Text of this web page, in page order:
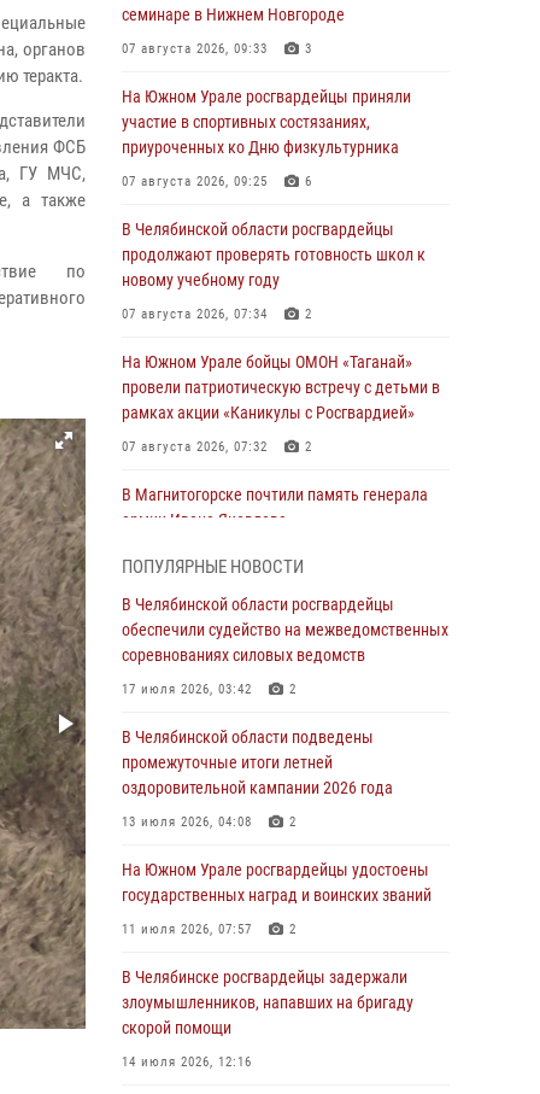
органов
теракта.
ФСБ
ГУ МЧС,
а также
по
семинаре в Нижнем Новгороде
07 августа 2026, 09:33 3
На Южном Урале росгвардейцы приняли
участие в спортивных состязаниях,
приуроченных ко Дню физкультурника
07 августа 2026, 09:25 6
В Челябинской области росгвардейцы
продолжают проверять готовность школ к
новому учебному году
07 августа 2026, 07:34 2
На Южном Урале бойцы ОМОН «Таганай»
провели патриотическую встречу с детьми в
рамках акции «Каникулы с Росгвардией»
07 августа 2026, 07:32 2
В Магнитогорске почтили память генерала
армии Ивана Яковлева
В Магнитогорске сотрудники Росгвардии
задержали рецидивиста за хищение алкоголя
из супермаркета
05 августа 2026, 06:06
На Южном Урале спецназ Росгвардии провел
военно-полевые сборы для кадетов
04 августа 2026, 10:03 1
воров в Челябинске
04 августа 2026, 10:00
задержали подозреваемого в совершении
убийства
03 августа 2026, 11:41
ПОПУЛЯРНЫЕ НОВОСТИ
В Челябинской области росгвардейцы
обеспечили судейство на межведомственных
соревнованиях силовых ведомств
17 июля 2026, 03:42 2
В Челябинской области подведены
промежуточные итоги летней
оздоровительной кампании 2026 года
13 июля 2026, 04:08 2
На Южном Урале росгвардейцы удостоены
государственных наград и воинских званий
11 июля 2026, 07:57 2
В Челябинске росгвардейцы задержали
злоумышленников, напавших на бригаду
скорой помощи
14 июля 2026, 12:16